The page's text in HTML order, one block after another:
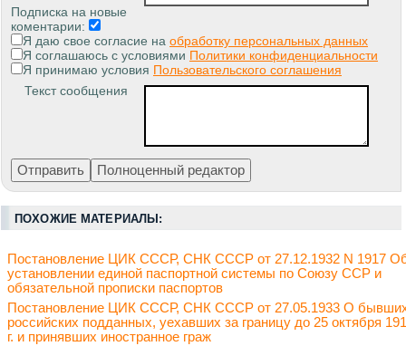
Подписка на новые
коментарии:
Я даю свое согласие на обработку персональных данных
Я соглашаюсь с условиями Политики конфиденциальности
Я принимаю условия Пользовательского соглашения
Текст сообщения
ПОХОЖИЕ МАТЕРИАЛЫ:
Постановление ЦИК СССР, СНК СССР от 27.12.1932 N 1917
установлении единой паспортной системы по Союзу ССР и
обязательной прописки паспортов
Постановление ЦИК СССР, СНК СССР от 27.05.1933 О
российских подданных, уехавших за границу до 25 октября
г. и принявших иностранное граж